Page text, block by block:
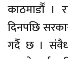
काठमाडौँ ।
दिनपछि
गर्दै छ ।